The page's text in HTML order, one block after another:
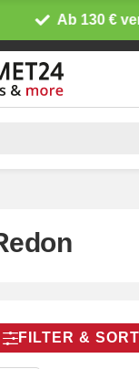
Ab 130 €
FILTER & SORT